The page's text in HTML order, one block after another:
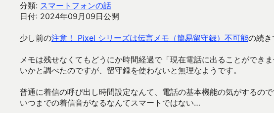
分類: スマートフォンの話
日付: 2024年09月09日公開
少し前の注意！ Pixel シリーズは伝言メモ（簡易留守録）不可能の続き
メモは残せなくてもどうにか時間経過で「現在電話に出ることができ
いかと調べたのですが、留守録を使わないと無理なようです。
普通に着信の呼び出し時間設定なんて、電話の基本機能の気がするの
いつまでの着信音がなるなんてスマートではない…